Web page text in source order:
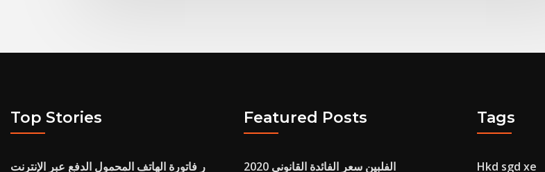
Top Stories
ر فاتورة الهاتف المحمول الدفع عبر الإنترنت
Featured Posts
الفلبين سعر الفائدة القانوني 2020
Tags
Hkd sgd xe